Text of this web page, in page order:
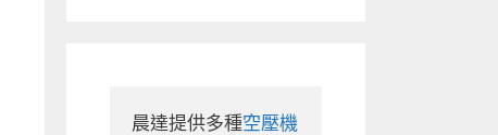
晨達提供多種空壓機